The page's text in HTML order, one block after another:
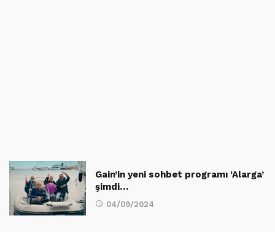
Gain’in yeni sohbet programı ‘Alarga’
şimdi…
04/09/2024